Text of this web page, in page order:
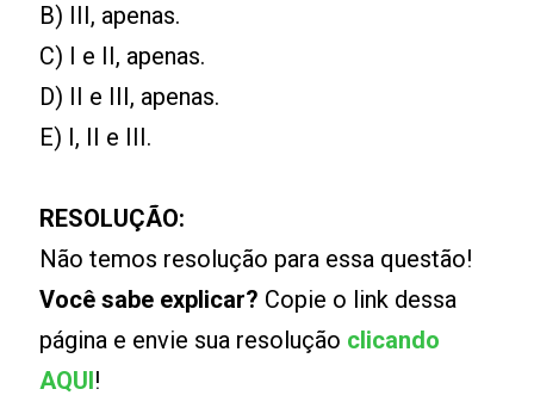
B) III, apenas.
C) I e II, apenas.
D) II e III, apenas.
E) I, II e III.
RESOLUÇÃO:
Não temos resolução para essa questão!
Você sabe explicar? Copie o link dessa
página e envie sua resolução clicando
AQUI!